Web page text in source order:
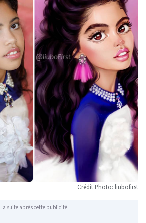
Crédit Photo: liubofirst
La suite après cette publicité